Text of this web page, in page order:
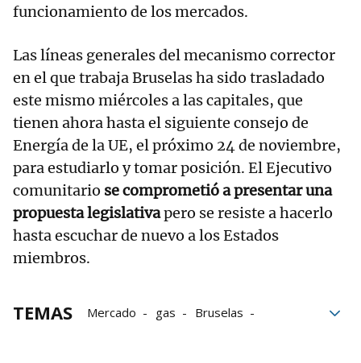
funcionamiento de los mercados.
Las líneas generales del mecanismo corrector
en el que trabaja Bruselas ha sido trasladado
este mismo miércoles a las capitales, que
tienen ahora hasta el siguiente consejo de
Energía de la UE, el próximo 24 de noviembre,
para estudiarlo y tomar posición. El Ejecutivo
comunitario se comprometió a presentar una
propuesta legislativapero se resiste a hacerlo
hasta escuchar de nuevo a los Estados
miembros.
TEMAS Mercado gas
Bruselas